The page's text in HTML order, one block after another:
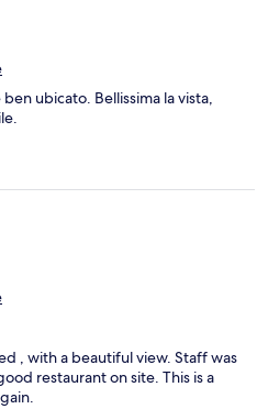
ubicato. Bellissima la vista,
, with a beautiful view. Staff was
restaurant on site. This is a